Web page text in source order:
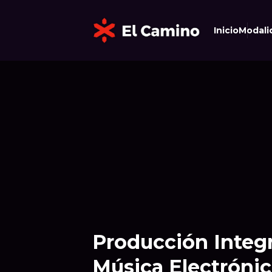
Inicio
Producción
Música